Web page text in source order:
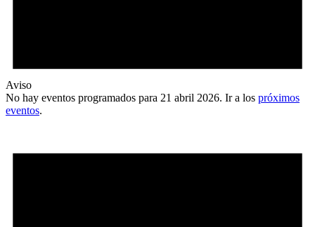
Aviso
No hay eventos programados para 21 abril 2026. Ir a los próximos
eventos.